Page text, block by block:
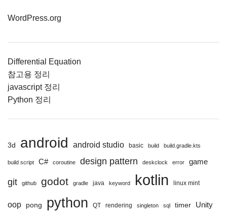
WordPress.org
Differential Equation
참고용 정리
javascript 정리
Python 정리
3d android android studio basic build build.gradle.kts
build script C# coroutine design pattern deskclock error game
git github godot gradle java keyword kotlin linux mint
oop pong python QT rendering singleton sql timer Unity